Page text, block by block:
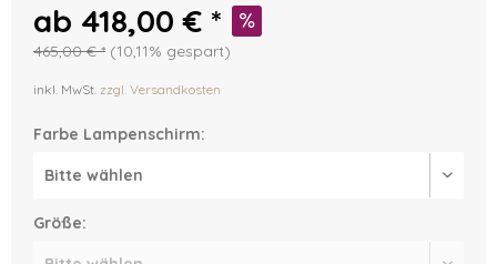
ab 418,00 € *
465,00 € * (10,11% gespart)
inkl. MwSt. zzgl. Versandkosten
Farbe Lampenschirm:
Größe: